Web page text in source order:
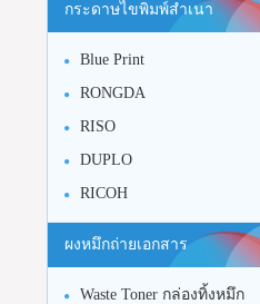
กระดาษไขพิมพ์สำเนา
Blue Print
RONGDA
RISO
DUPLO
RICOH
ผงหมึกถ่ายเอกสาร
Waste Toner กล่องทิ้งหมึก